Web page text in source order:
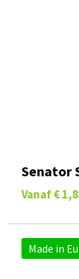
Senator
Vanaf €
Made in